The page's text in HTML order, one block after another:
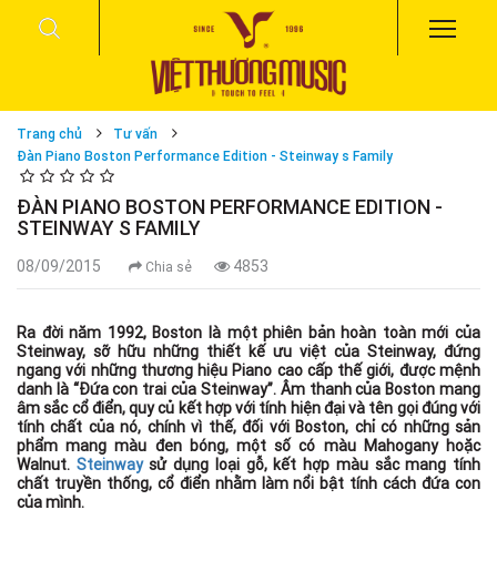
Trang chủ
Tư vấn
Đàn Piano Boston Performance Edition - Steinway s Family
ĐÀN PIANO BOSTON PERFORMANCE EDITION -
STEINWAY S FAMILY
08/09/2015 Chia sẻ 4853
Ra đời năm 1992, Boston là một phiên bản hoàn toàn mới của
Steinway, sỡ hữu những thiết kế ưu việt của Steinway, đứng
ngang với những thương hiệu Piano cao cấp thế giới, được mệnh
danh là “Đứa con trai của Steinway”. Âm thanh của Boston mang
âm sắc cổ điển, quy củ kết hợp với tính hiện đại và tên gọi đúng với
tính chất của nó, chính vì thế, đối với Boston, chỉ có những sản
phẩm mang màu đen bóng, một số có màu Mahogany hoặc
Walnut. Steinwaysử dụng loại gỗ, kết hợp màu sắc mang tính
chất truyền thống, cổ điển nhằm làm nổi bật tính cách đứa con
của mình.